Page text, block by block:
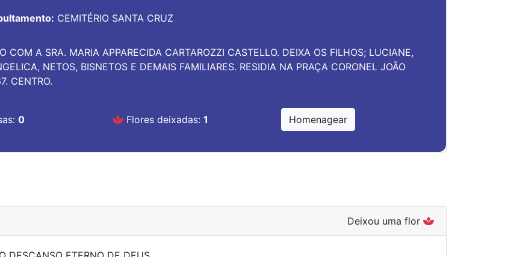
CEMITÉRIO SANTA CRUZ
COM A SRA. MARIA APPARECIDA CARTAROZZI CASTELLO. DEIXA OS FILHOS; LUCIANE,
NETOS, BISNETOS E DEMAIS FAMILIARES. RESIDIA NA PRAÇA CORONEL JOÃO
CENTRO.
0 Flores deixadas: 1 Homenagear
Deixou uma flor